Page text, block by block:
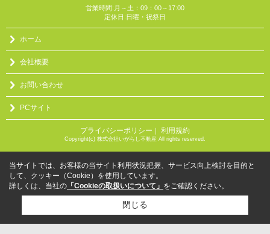
営業時間:月～土：09：00～17:00
定休日:日曜・祝祭日
ホーム
会社概要
お問い合わせ
PCサイト
プライバシーポリシー ｜ 利用規約
Copyright(c) 株式会社いがらし不動産 All rights reserved.
当サイトでは、お客様の当サイト利用状況把握、サービス向上検討を目的と
して、クッキー（Cookie）を使用しています。
詳しくは、当社の 「Cookieの取扱いについて」 をご確認ください。
閉じる